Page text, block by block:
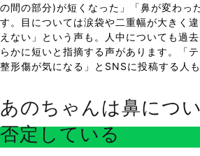
の間の部分)が短くなった」「鼻が変わっ
す。目については涙袋や二重幅が大きく
えない」という声も。人中についても過
らかに短いと指摘する声があります。「
整形傷が気になる」とSNSに投稿する人も
あのちゃんは鼻につ
否定している